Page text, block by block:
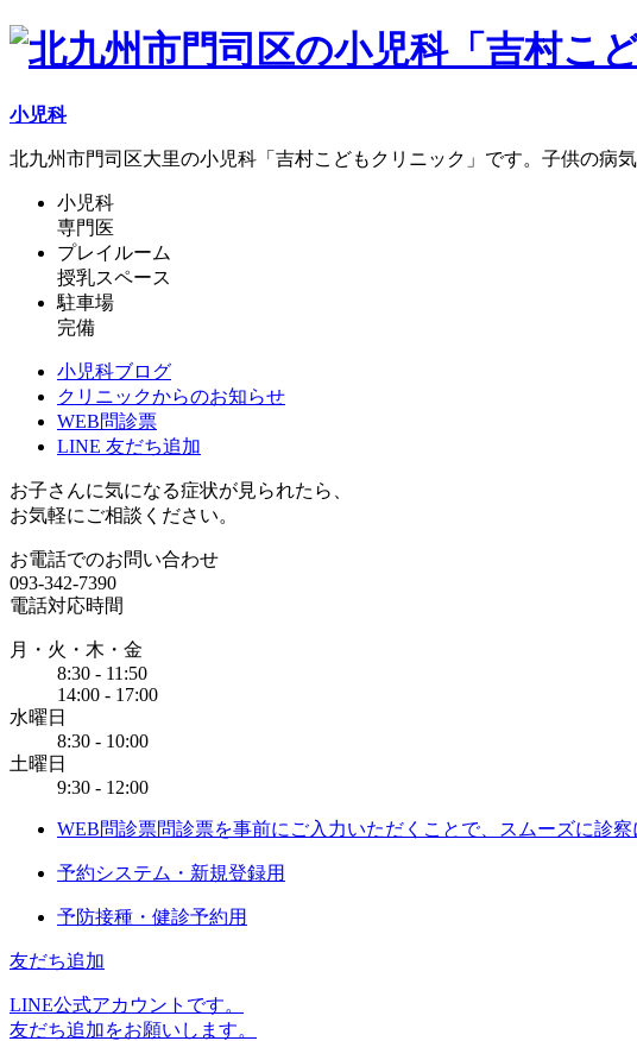
小児科
北九州市門司区大里の小児科「吉村こどもクリニック」です。子供の病
小児科
専門医
プレイルーム
授乳スペース
駐車場
完備
小児科ブログ
クリニックからのお知らせ
WEB問診票
LINE 友だち追加
お子さんに気になる症状が見られたら、
お気軽にご相談ください。
お電話でのお問い合わせ
093-342-7390
電話対応時間
月・火・木・金
8:30 - 11:50
14:00 - 17:00
水曜日
8:30 - 10:00
土曜日
9:30 - 12:00
WEB問診票問診票を事前にご入力いただくことで、スムーズに診察
予約システム・新規登録用
予防接種・健診予約用
友だち追加
LINE公式アカウントです。
友だち追加をお願いします。